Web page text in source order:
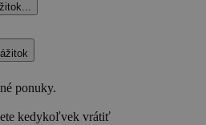
ponuky.
kedykoľvek vrátiť